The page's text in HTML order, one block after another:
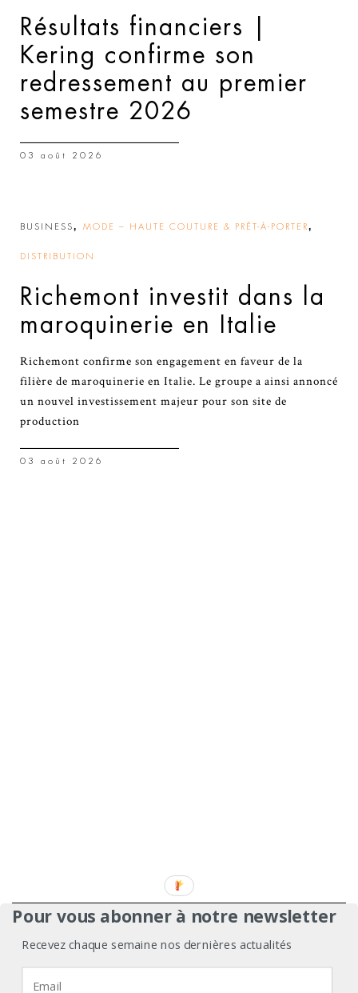
Résultats financiers |
Kering confirme son
redressement au premier
semestre 2026
03 août 2026
BUSINESS, MODE – HAUTE COUTURE & PRÊT-À-PORTER,
DISTRIBUTION
Richemont investit dans la
maroquinerie en Italie
Richemont confirme son engagement en faveur de la
filière de maroquinerie en Italie. Le groupe a ainsi annoncé
un nouvel investissement majeur pour son site de
production
03 août 2026
Annonceurs Partenariats Les Experts
Pour vous abonner à notre newsletter
Recevez chaque semaine nos dernières actualités